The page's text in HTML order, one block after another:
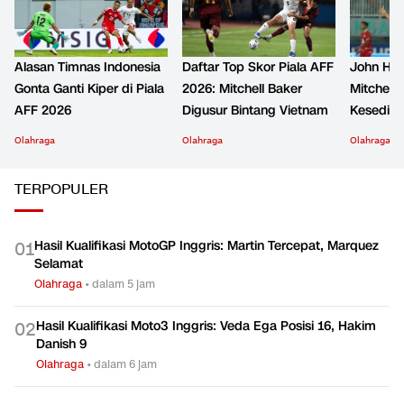
Alasan Timnas Indonesia
Gonta Ganti Kiper di Piala
AFF 2026
Olahraga
Daftar Top Skor Piala AFF
2026: Mitchell Baker
Digusur Bintang Vietnam
Olahraga
John
Mitchell
Olahraga
TERPOPULER
01Hasil Kualifikasi MotoGP Inggris: Martin Tercepat, Marquez
Selamat
Olahraga •dalam 5 jam
02Hasil Kualifikasi Moto3 Inggris: Veda Ega Posisi 16, Hakim
Danish 9
Olahraga •dalam 6 jam